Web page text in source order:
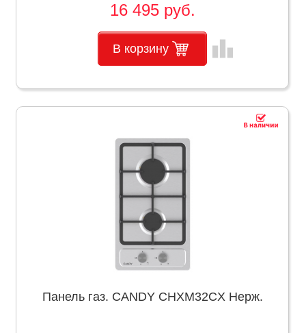
16 495 руб.
В корзину leaderboard
Панель газ. CANDY CHXM32CX Нерж.